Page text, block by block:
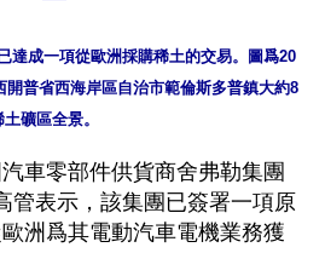
達成一項從歐洲採購稀土的交易。圖爲20
開普省西海岸區自治市範倫斯多普鎮大約8
車零部件供貨商舍弗勒集團
管表示，該集團已簽署一項原
洲爲其電動汽車電機業務獲